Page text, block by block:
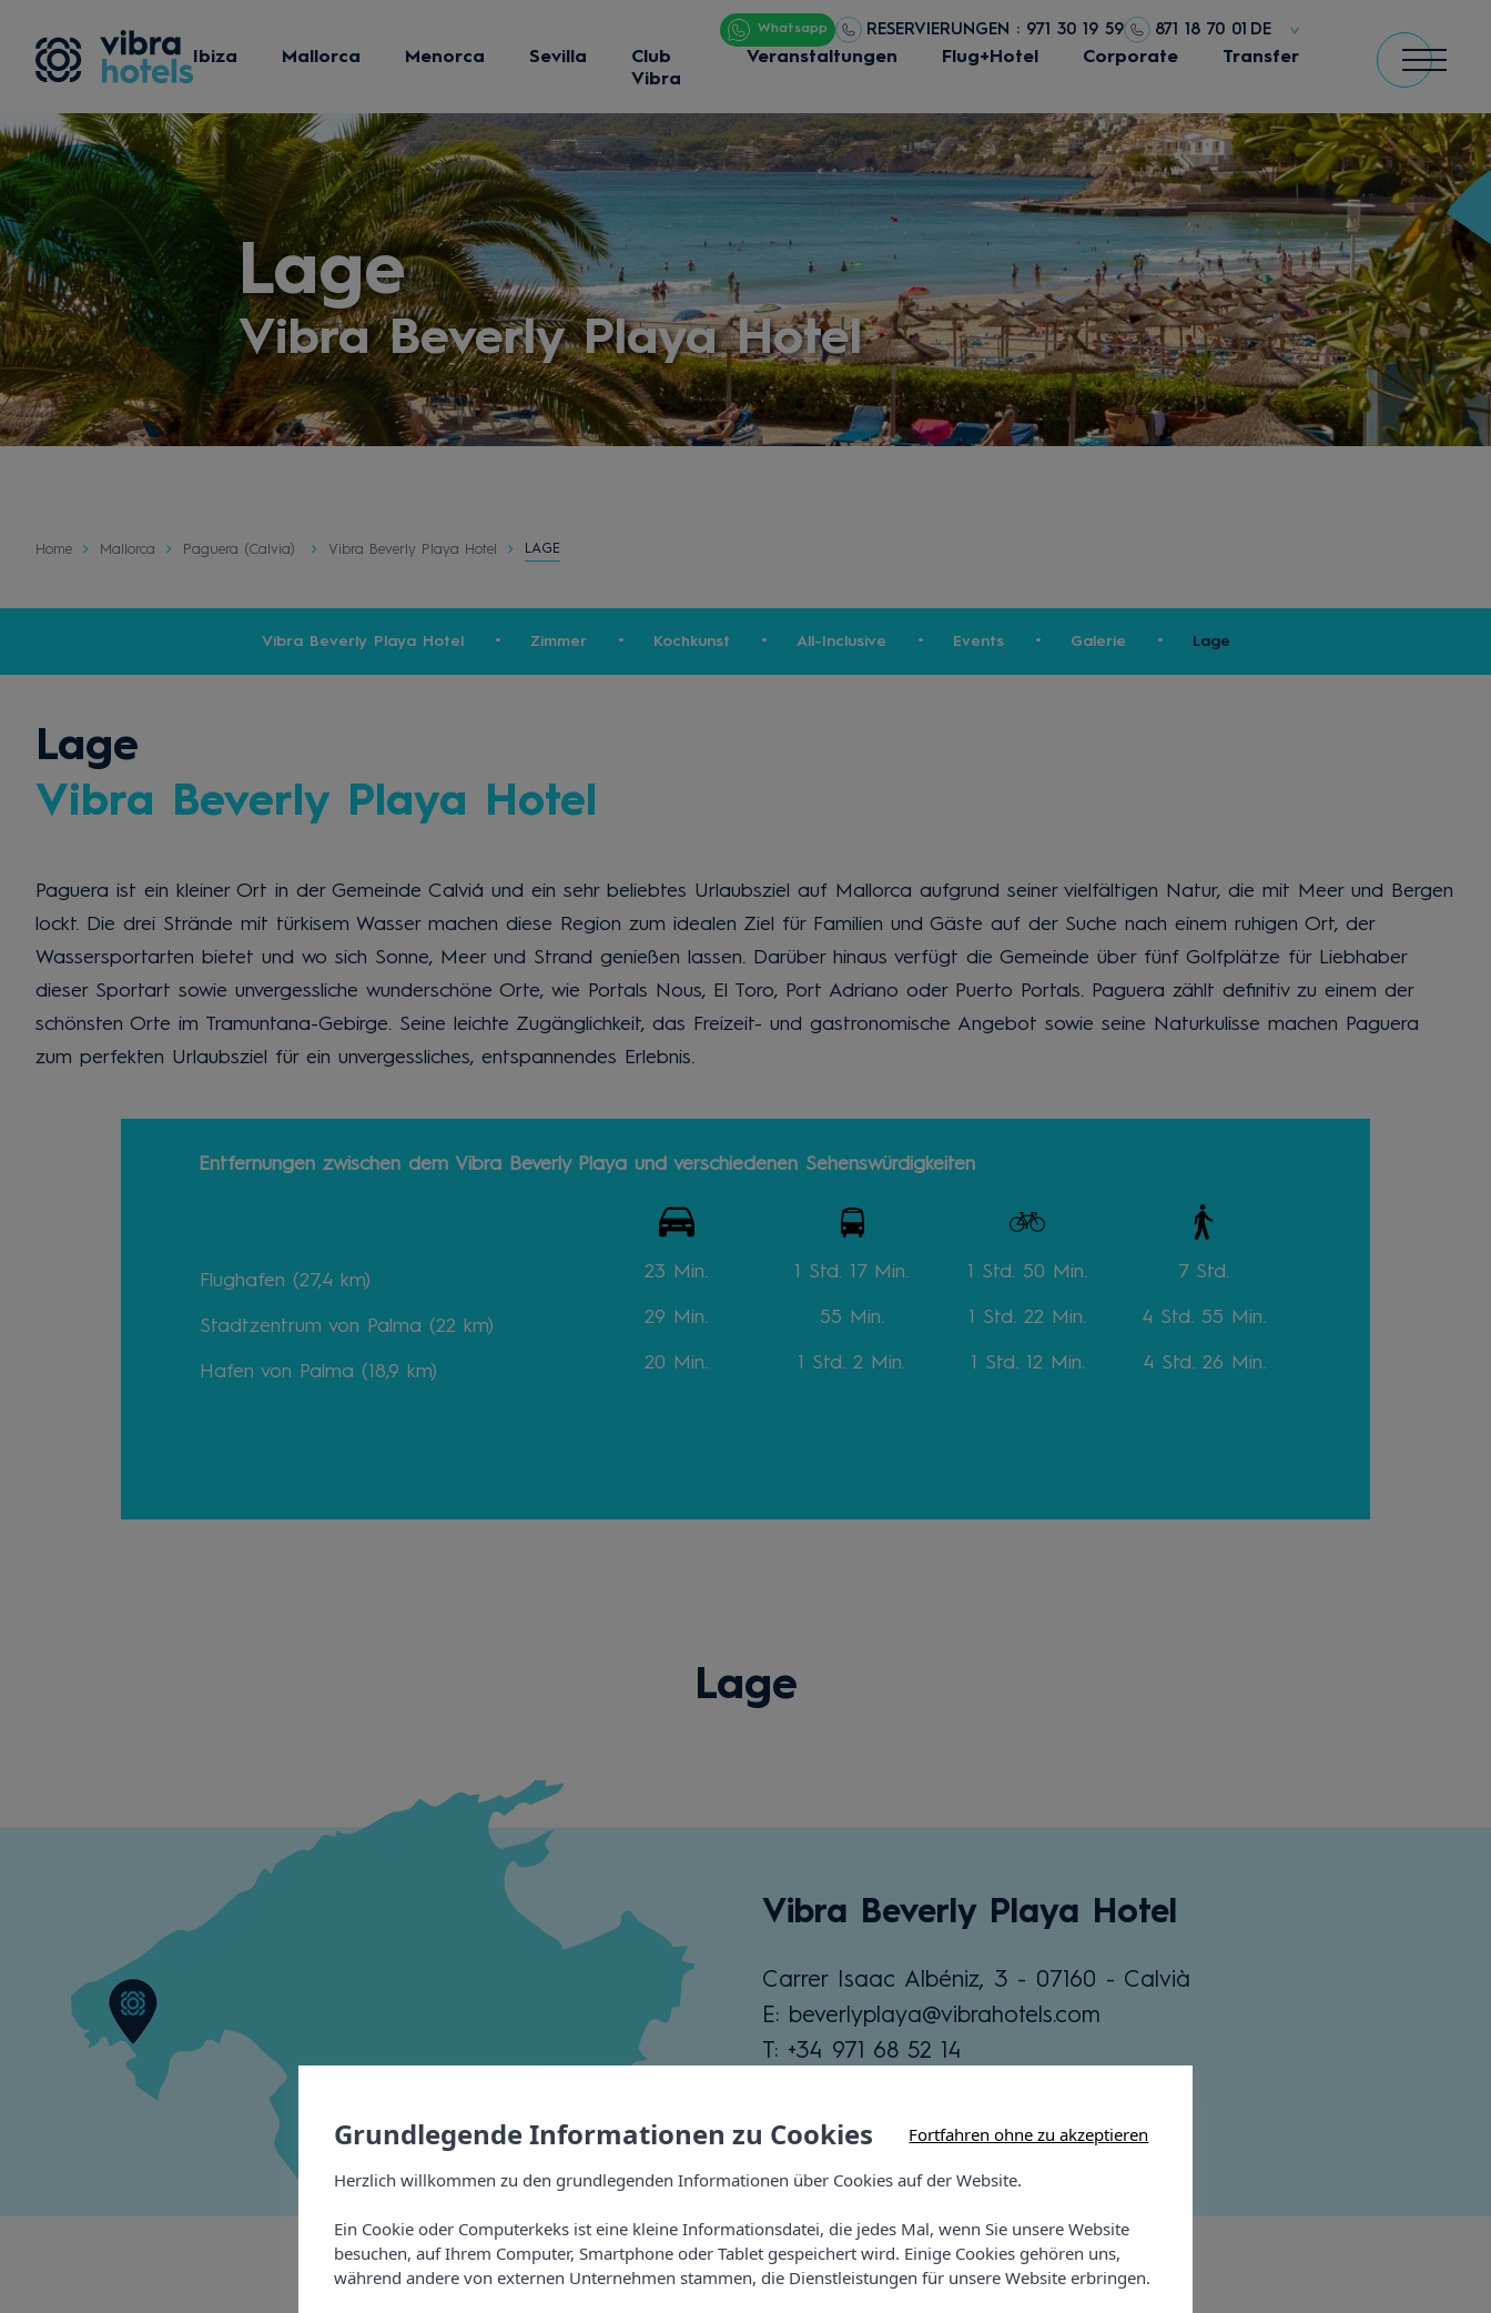
Whatsapp RESERVIERUNGEN : 971 30 19 59 871 18 70 01 DE
Ibiza Mallorca Menorca Sevilla
Club
Vibra
Veranstaltungen Flug+Hotel Corporate Transfer
Lage
Vibra Beverly Playa Hotel
Home Mallorca Paguera (Calvia) Vibra Beverly Playa Hotel LAGE
Vibra Beverly Playa Hotel Zimmer Kochkunst All-Inclusive Events Galerie Lage
Lage
Vibra Beverly Playa Hotel
Paguera ist ein kleiner Ort in der Gemeinde Calviá und ein sehr beliebtes Urlaubsziel auf Mallorca aufgrund seiner vielfältigen Natur, die mit Meer und Bergen
lockt. Die drei Strände mit türkisem Wasser machen diese Region zum idealen Ziel für Familien und Gäste auf der Suche nach einem ruhigen Ort, der
Wassersportarten bietet und wo sich Sonne, Meer und Strand genießen lassen. Darüber hinaus verfügt die Gemeinde über fünf Golfplätze für Liebhaber
dieser Sportart sowie unvergessliche wunderschöne Orte, wie Portals Nous, El Toro, Port Adriano oder Puerto Portals. Paguera zählt definitiv zu einem der
schönsten Orte im Tramuntana-Gebirge. Seine leichte Zugänglichkeit, das Freizeit- und gastronomische Angebot sowie seine Naturkulisse machen Paguera
zum perfekten Urlaubsziel für ein unvergessliches, entspannendes Erlebnis.
Entfernungen zwischen dem Vibra Beverly Playa und verschiedenen Sehenswürdigkeiten
Flughafen (27,4 km) 23 Min. 1 Std. 17 Min. 1 Std. 50 Min. 7 Std.
Stadtzentrum von Palma (22 km) 29 Min. 55 Min. 1 Std. 22 Min. 4 Std. 55 Min.
Hafen von Palma (18,9 km) 20 Min. 1 Std. 2 Min. 1 Std. 12 Min. 4 Std. 26 Min.
Lage
Vibra Beverly Playa Hotel
Carrer Isaac Albéniz, 3 - 07160 - Calvià
E: beverlyplaya@vibrahotels.com
T: +34 971 68 52 14
Grundlegende Informationen zu Cookies Fortfahren ohne zu akzeptieren
Herzlich willkommen zu den grundlegenden Informationen über Cookies auf der Website.
Ein Cookie oder Computerkeks ist eine kleine Informationsdatei, die jedes Mal, wenn Sie unsere Website
besuchen, auf Ihrem Computer, Smartphone oder Tablet gespeichert wird. Einige Cookies gehören uns,
während andere von externen Unternehmen stammen, die Dienstleistungen für unsere Website erbringen.